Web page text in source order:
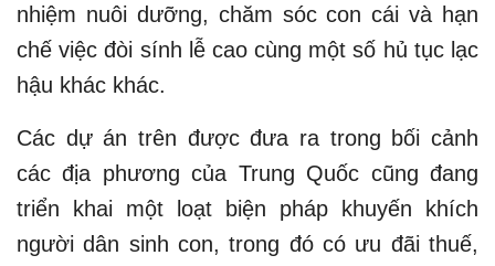
nhiệm nuôi dưỡng, chăm sóc con cái và hạn
chế việc đòi sính lễ cao cùng một số hủ tục lạc
hậu khác khác.
Các dự án trên được đưa ra trong bối cảnh
các địa phương của Trung Quốc cũng đang
triển khai một loạt biện pháp khuyến khích
người dân sinh con, trong đó có ưu đãi thuế,